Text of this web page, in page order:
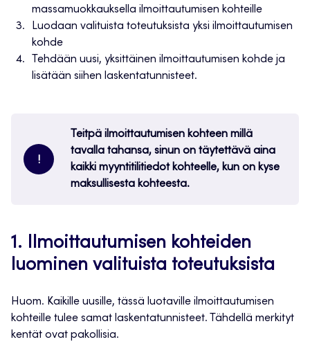
massamuokkauksella ilmoittautumisen kohteille
Luodaan valituista toteutuksista yksi ilmoittautumisen
kohde
Tehdään uusi, yksittäinen ilmoittautumisen kohde ja
lisätään siihen laskentatunnisteet.
!
Teitpä ilmoittautumisen kohteen millä
tavalla tahansa, sinun on täytettävä aina
kaikki myyntitilitiedot kohteelle, kun on kyse
maksullisesta kohteesta.
1. Ilmoittautumisen kohteiden
luominen valituista toteutuksista
Huom. Kaikille uusille, tässä luotaville ilmoittautumisen
kohteille tulee samat laskentatunnisteet. Tähdellä merkityt
kentät ovat pakollisia.